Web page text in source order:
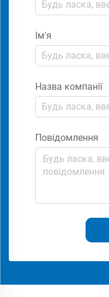
Ім'я
Назва компанії
Повідомлення